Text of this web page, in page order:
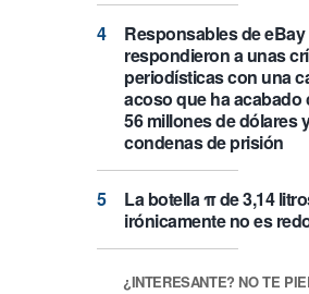
Responsables de eBay
respondieron a unas
periodísticas con una
acoso que ha acabado
56 millones de dólares
condenas de prisión
La botella π de 3,14
irónicamente no es
¿INTERESANTE? NO TE